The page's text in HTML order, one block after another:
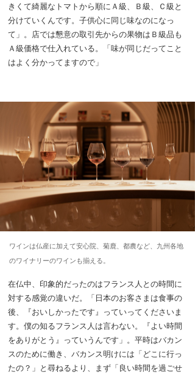
きくて綺麗なトマトから順にＡ級、Ｂ級、Ｃ級と
分けていくんです。子供心に同じ味なのになっ
て」。店では懇意の取引先からの果物はＢ級品も
Ａ級価格で仕入れている。「味が同じだってこと
はよく分かってますので」
ワインは仏産に加えて安心院、菊鹿、都農など、九州各地
のワイナリーのワインも揃える。
在仏中、印象的だったのはフランス人との時間に
対する感覚の違いだ。「日本のお客さまは食事の
後、『おいしかったです』っていってくださいま
す。僕の知るフランス人は言わない。『よい時間
をありがとう』っていうんです」。平時はバカン
スのために働き、バカンス明けには「どこに行っ
たの？」と尋ねるより、まず「良い時間を過ごせ